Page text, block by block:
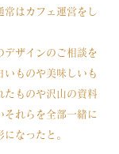
常はカフェ運営をし
デザインのご相談を
いものや美味しいも
たものや沢山の資料
それらを全部一緒に
なったと。